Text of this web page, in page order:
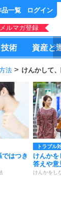
品一覧 ログイン
メルマガ登録
技術 資産と
法 けんかして
はつき
トラブル
けんか
答えや意
けんかをし